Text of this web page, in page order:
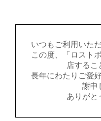
いつもご利用いた
この度、「ロスト
店するこ
長年にわたりご愛
謝申
ありがと